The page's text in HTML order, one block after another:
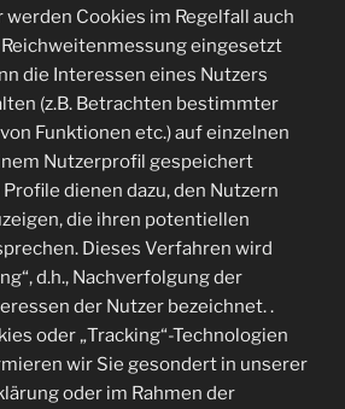
werden Cookies im Regelfall auch
eingesetzt
die Interessen eines Nutzers
(z.B. Betrachten bestimmter
Funktionen etc.) auf einzelnen
Nutzerprofil gespeichert
dienen dazu, den Nutzern
die ihren potentiellen
Dieses Verfahren wird
d.h., Nachverfolgung der
der Nutzer bezeichnet. .
oder „Tracking“-Technologien
wir Sie gesondert in unserer
oder im Rahmen der